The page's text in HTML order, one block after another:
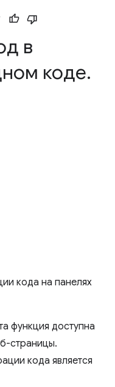
в
коде.
кода на панелях
функция доступна
страницы.
кода является